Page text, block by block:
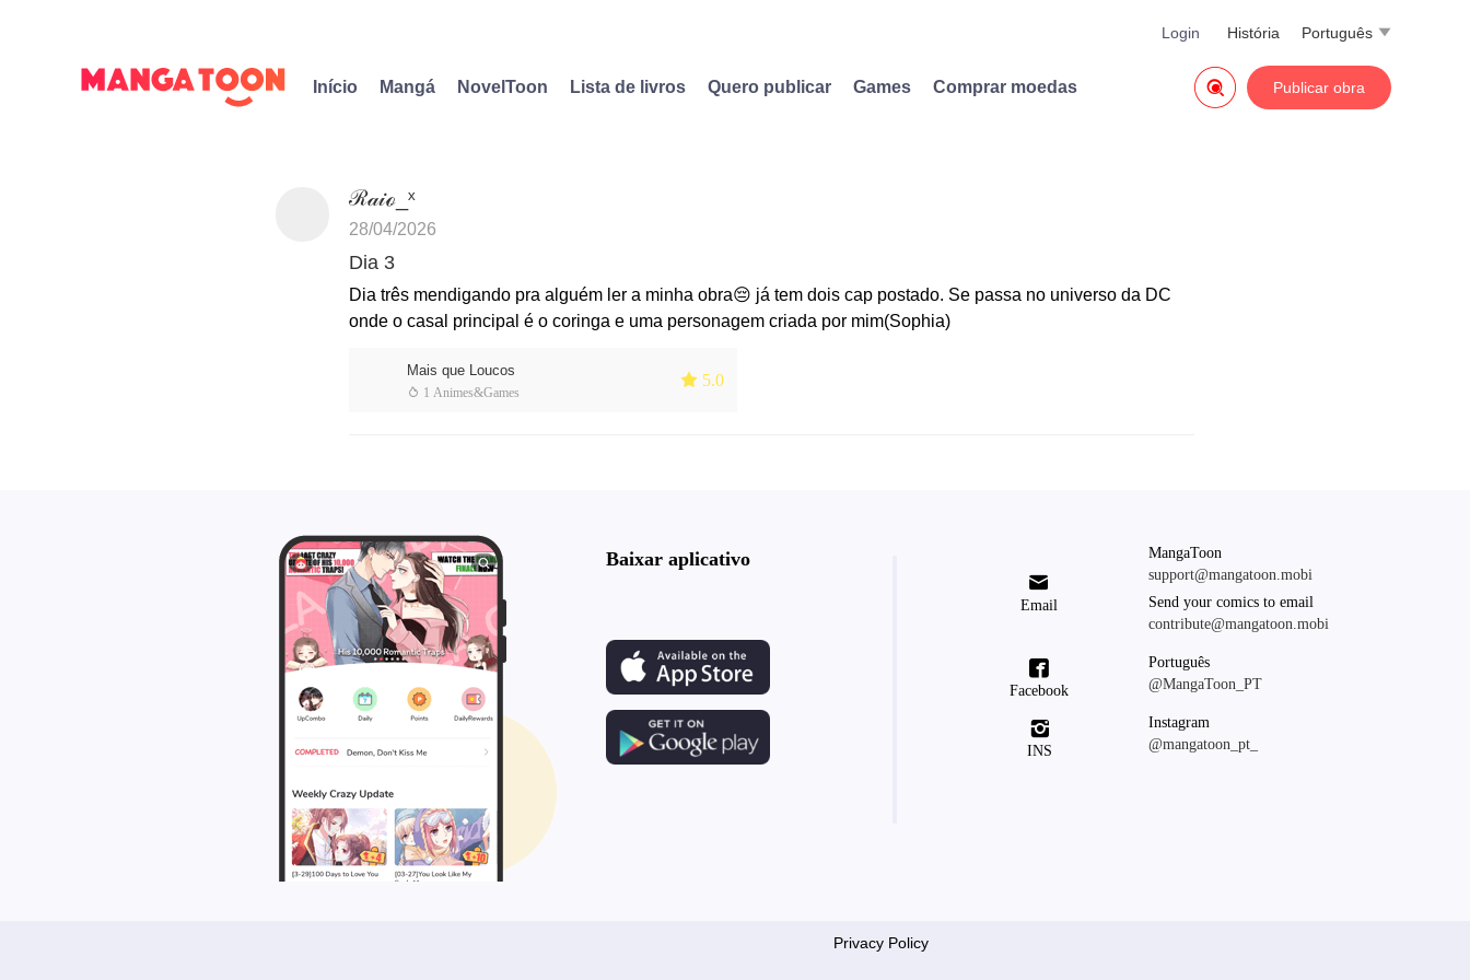
Português 
História
Login
Início Mangá NovelToon Lista de livros Quero publicar Games Comprar moedas Publicar obra

ℛ𝒶𝒾ℴ_ˣ
28/04/2026
Dia 3
Dia três mendigando pra alguém ler a minha obra😔 já tem dois cap postado. Se passa no universo da DC
onde o casal principal é o coringa e uma personagem criada por mim(Sophia)
Mais que Loucos
 1 Animes&Games
 5.0
Baixar aplicativo

Email
MangaToon
support@mangatoon.mobi
Send your comics to email
contribute@mangatoon.mobi

Facebook
Português
@MangaToon_PT

INS
Instagram
@mangatoon_pt_
Privacy Policy